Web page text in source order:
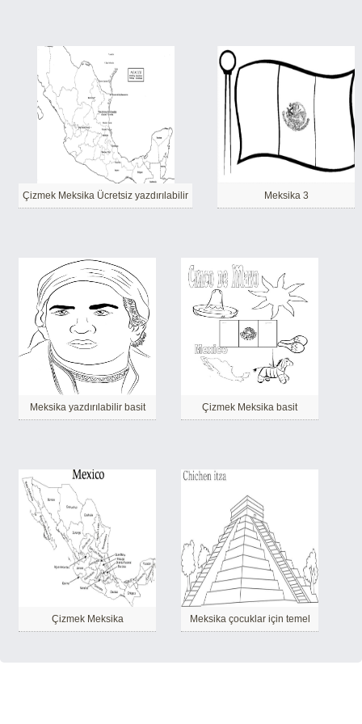
Çizmek Meksika Ücretsiz yazdırılabilir Meksika 3
Meksika yazdırılabilir basit Çizmek Meksika basit
Çizmek Meksika Meksika çocuklar için temel